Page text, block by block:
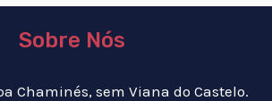
Sobre Nós
Chaminés, sem Viana do Castelo.